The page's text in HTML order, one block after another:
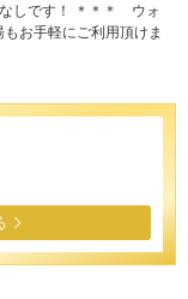
しです！ ＊＊＊ ウォ
お手軽にご利用頂けま